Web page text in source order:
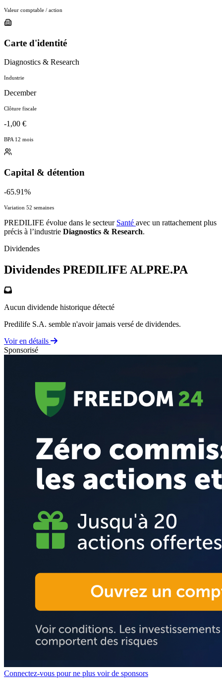
Valeur comptable / action
Carte d'identité
Diagnostics & Research
Industrie
December
Clôture fiscale
-1,00 €
BPA 12 mois
Capital & détention
-65.91%
Variation 52 semaines
PREDILIFE évolue dans le secteur Santé avec un rattachement plus
précis à l’industrie Diagnostics & Research.
Dividendes
Dividendes PREDILIFE ALPRE.PA
Aucun dividende historique détecté
Predilife S.A. semble n'avoir jamais versé de dividendes.
Voir en détails
Sponsorisé
Connectez-vous pour ne plus voir de sponsors